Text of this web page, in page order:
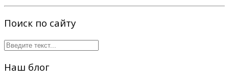
Поиск по сайту
Наш блог